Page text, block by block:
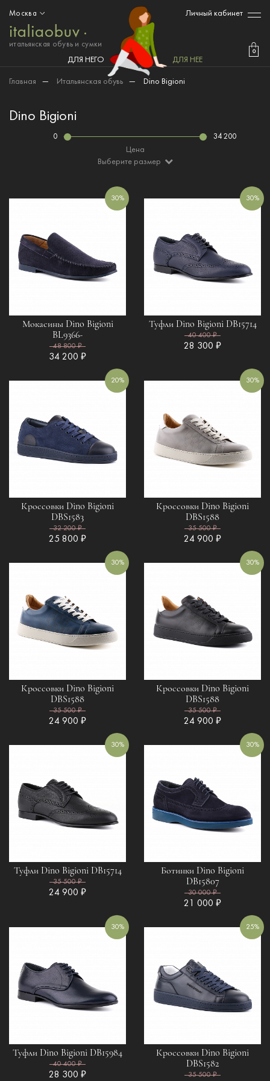
итальянская обувь и сумки
Москва Личный кабинет
0
ДЛЯ НЕГО ДЛЯ НЕЕ
Главная — Итальянская обувь — Dino Bigioni
Dino Bigioni
0 34 200
Цена
Выберите размер
30%
Мокасины Dino Bigioni
BL9366-
48 800 ₽
34 200 ₽
30%
Туфли Dino Bigioni DB15714
40 400 ₽
28 300 ₽
20%
Кроссовки Dino Bigioni
DBS1583
32 200 ₽
25 800 ₽
30%
Кроссовки Dino Bigioni
DBS1588
35 500 ₽
24 900 ₽
30%
Кроссовки Dino Bigioni
DBS1588
35 500 ₽
24 900 ₽
30%
Кроссовки Dino Bigioni
DBS1588
35 500 ₽
24 900 ₽
30%
Туфли Dino Bigioni DB15714
35 500 ₽
24 900 ₽
30%
Ботинки Dino Bigioni
DB15807
30 000 ₽
21 000 ₽
30%
Туфли Dino Bigioni DB15984
40 400 ₽
28 300 ₽
25%
Кроссовки Dino Bigioni
DBS1582
35 500 ₽